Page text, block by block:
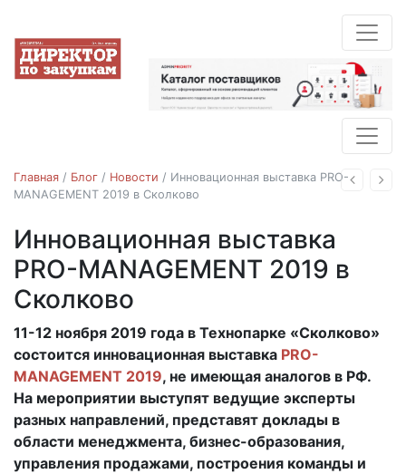
Назад
Главная / Блог / Новости / Инновационная выставка PRO-
MANAGEMENT 2019 в Сколково
Новости
Инновационная выставка
PRO-MANAGEMENT 2019 в
Сколково
15.10.2019
11-12 ноября 2019 года в Технопарке «Сколково»
состоится инновационная выставка PRO-
MANAGEMENT 2019, не имеющая аналогов в РФ.
На мероприятии выступят ведущие эксперты
разных направлений, представят доклады в
области менеджмента, бизнес-образования,
управления продажами, построения команды и